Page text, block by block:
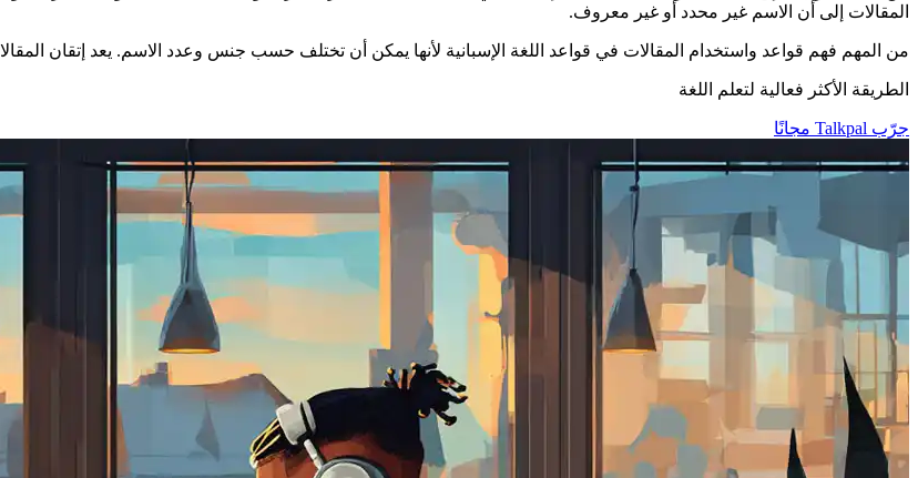
المقالات إلى أن الاسم غير محدد أو غير معروف.
من المهم فهم قواعد واستخدام المقالات في قواعد اللغة الإسبانية لأنها يمكن أن تختلف حسب جنس وعدد الاسم. يعد إتقان
الطريقة الأكثر فعالية لتعلم اللغة
جرّب Talkpal مجانًا